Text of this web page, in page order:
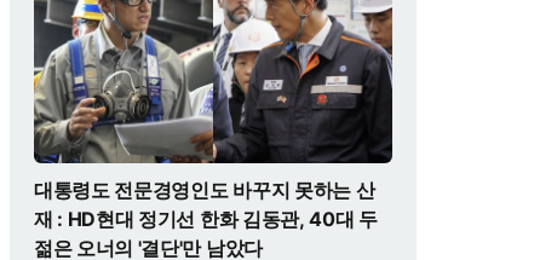
대통령도 전문경영인도 바꾸지 못하는 산
재 : HD현대 정기선 한화 김동관, 40대 두
젊은 오너의 '결단'만 남았다